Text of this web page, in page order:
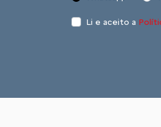
Li e aceito a